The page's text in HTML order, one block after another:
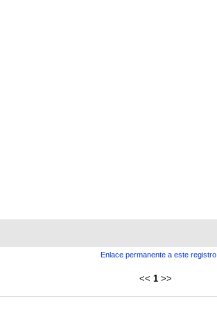
Enlace permanente a este registro
<< 1 >>